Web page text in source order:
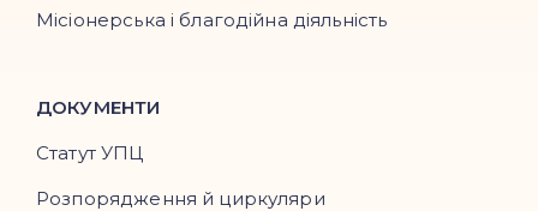
Місіонерська і благодійна діяльність
ДОКУМЕНТИ
Статут УПЦ
Розпорядження й циркуляри